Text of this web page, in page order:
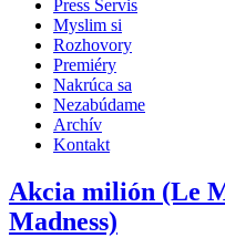
Press Servis
Myslim si
Rozhovory
Premiéry
Nakrúca sa
Nezabúdame
Archív
Kontakt
Akcia milión (Le
Madness)